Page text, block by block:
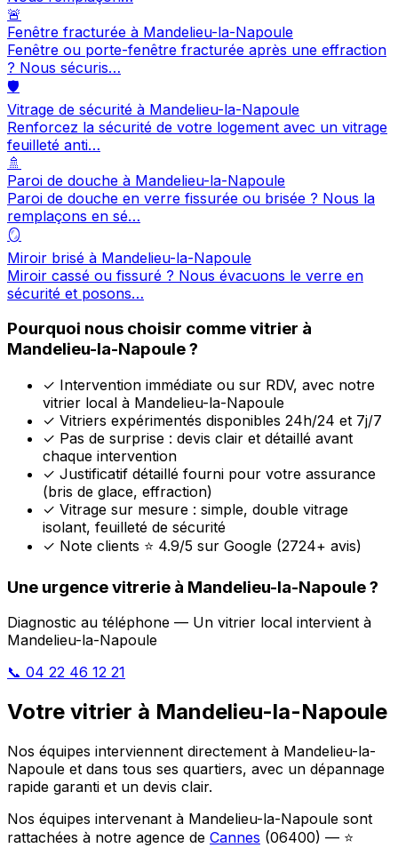
🚨
Fenêtre fracturée à Mandelieu-la-Napoule
Fenêtre ou porte-fenêtre fracturée après une effraction
? Nous sécuris…
🛡️
Vitrage de sécurité à Mandelieu-la-Napoule
Renforcez la sécurité de votre logement avec un vitrage
feuilleté anti…
🚿
Paroi de douche à Mandelieu-la-Napoule
Paroi de douche en verre fissurée ou brisée ? Nous la
remplaçons en sé…
🪞
Miroir brisé à Mandelieu-la-Napoule
Miroir cassé ou fissuré ? Nous évacuons le verre en
sécurité et posons…
Pourquoi nous choisir comme vitrier à
Mandelieu-la-Napoule ?
✓ Intervention immédiate ou sur RDV, avec notre
vitrier local à Mandelieu-la-Napoule
✓ Vitriers expérimentés disponibles 24h/24 et 7j/7
✓ Pas de surprise : devis clair et détaillé avant
chaque intervention
✓ Justificatif détaillé fourni pour votre assurance
(bris de glace, effraction)
✓ Vitrage sur mesure : simple, double vitrage
isolant, feuilleté de sécurité
✓ Note clients ⭐ 4.9/5 sur Google (2724+ avis)
Une urgence vitrerie à Mandelieu-la-Napoule ?
Diagnostic au téléphone — Un vitrier local intervient à
Mandelieu-la-Napoule
📞 04 22 46 12 21
Votre vitrier à Mandelieu-la-Napoule
Nos équipes interviennent directement à Mandelieu-la-
Napoule et dans tous ses quartiers, avec un dépannage
rapide garanti et un devis clair.
Nos équipes intervenant à Mandelieu-la-Napoule sont
rattachées à notre agence de Cannes (06400) — ⭐